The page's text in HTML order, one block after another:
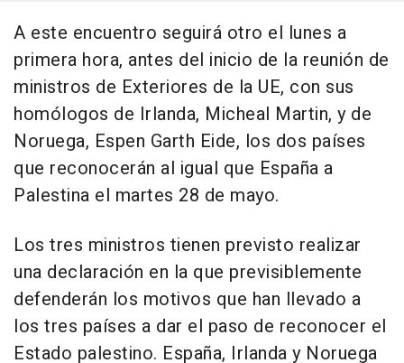
A este encuentro seguirá otro el lunes a
primera hora, antes del inicio de la reunión de
ministros de Exteriores de la UE, con sus
homólogos de Irlanda, Micheal Martin, y de
Noruega, Espen Garth Eide, los dos países
que reconocerán al igual que España a
Palestina el martes 28 de mayo.
Los tres ministros tienen previsto realizar
una declaración en la que previsiblemente
defenderán los motivos que han llevado a
los tres países a dar el paso de reconocer el
Estado palestino. España, Irlanda y Noruega